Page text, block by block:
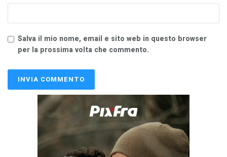
Salva il mio nome, email e sito web in questo browser
per la prossima volta che commento.